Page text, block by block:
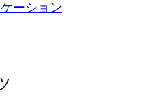
ーション